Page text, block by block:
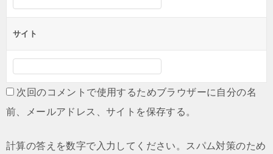
サイト
次回のコメントで使用するためブラウザーに自分の名
前、メールアドレス、サイトを保存する。
計算の答えを数字で入力してください。スパム対策のため